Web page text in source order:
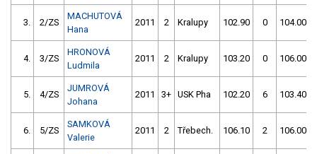
3. 2/ZS
MACHUTOVÁ
Hana
2011 2 Kralupy 102.90 0 104.00
4. 3/ZS
HRONOVÁ
Ludmila
2011 2 Kralupy 103.20 0 106.00
5. 4/ZS
JUMROVÁ
Johana
2011 3+ USK Pha 102.20 6 103.40
6. 5/ZS
SAMKOVÁ
Valerie
2011 2 Třebech. 106.10 2 106.00